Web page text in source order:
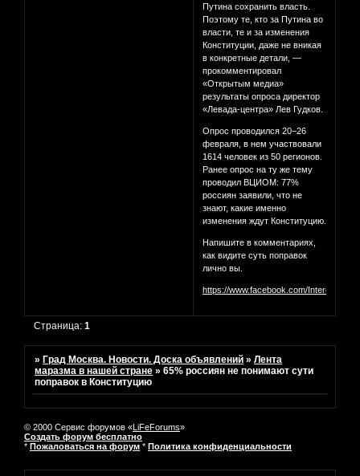
Путина сохранить власть.
Поэтому те, кто за Путина во
власти, те и за изменения
Конституции, даже не вникая
в конкретные детали, —
прокомментировал
«Открытым медиа»
результаты опроса директор
«Левада-центра» Лев Гудков.
Опрос проводился 20−26
февраля, в нем участвовали
1614 человек из 50 регионов.
Ранее опрос на ту же тему
проводил ВЦИОМ: 77%
россиян заявили, что не
знают, какие именно
изменения ждут Конституцию.
Напишите в комментариях,
как видите суть поправок
лично вы.
https://www.facebook.com/
Страница:1
»Град Москва. Новости. Доска объявлений »Лента
маразма в нашей стране »65% россиян не понимают сути
поправок в Конституцию
© 2000 Сервис форумов «LiFeForums»
Создать форум бесплатно
* Пожаловаться на форум * Политика конфиденциальности